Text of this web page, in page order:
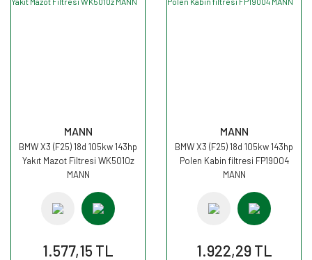
MANN
BMW X3 (F25) 18d 105kw 143hp
Yakıt Mazot Filtresi WK5010z
MANN
1.577,15 TL
MANN
BMW X3 (F25) 18d 105kw 143hp
Polen Kabin filtresi FP19004
MANN
1.922,29 TL